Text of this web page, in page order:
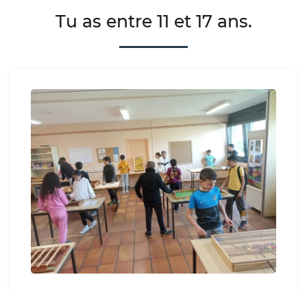
Tu as entre 11 et 17 ans.